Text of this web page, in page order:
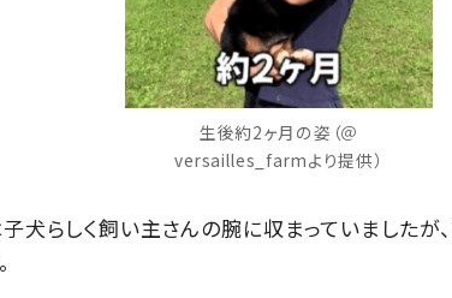
生後約2ヶ月の姿（＠
versailles_farmより提供）
犬らしく飼い主さんの腕に収まっていましたが